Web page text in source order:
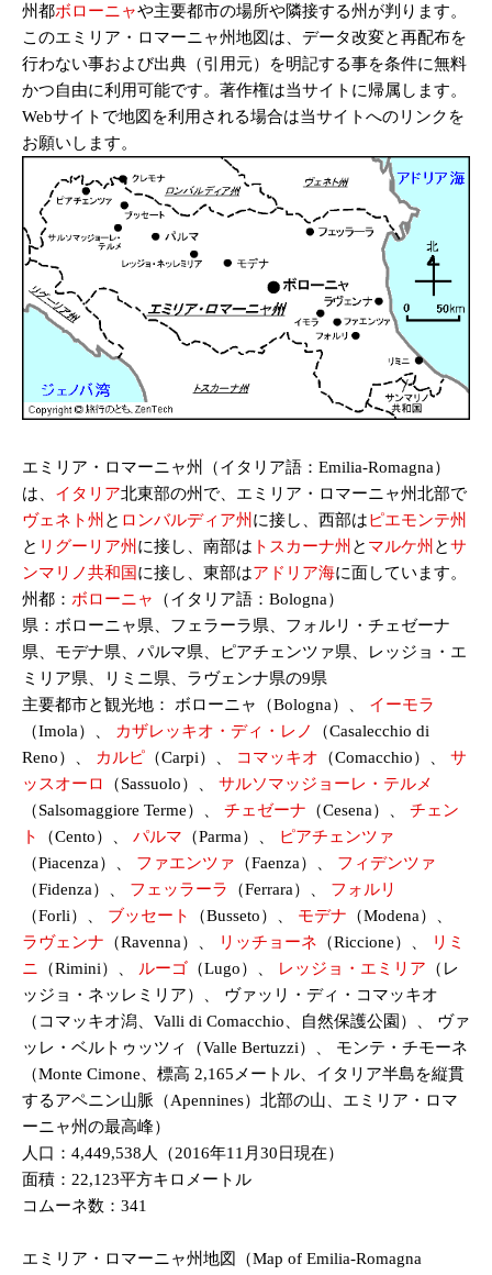
州都ボローニャや主要都市の場所や隣接する州が判ります。
このエミリア・ロマーニャ州地図は、データ改変と再配布を
行わない事および出典（引用元）を明記する事を条件に無料
かつ自由に利用可能です。著作権は当サイトに帰属します。
Webサイトで地図を利用される場合は当サイトへのリンクを
お願いします。
エミリア・ロマーニャ州（イタリア語：Emilia-Romagna）
は、 イタリア北東部の州で、エミリア・ロマーニャ州北部で
ヴェネト州 と ロンバルディア州 に接し、西部はピエモンテ州
と リグーリア州 に接し、南部は トスカーナ州 と マルケ州 とサ
ンマリノ共和国 に接し、東部はアドリア海に面しています。
州都： ボローニャ
（イタリア語：Bologna）
県：ボローニャ県、フェラーラ県、フォルリ・チェゼーナ
県、モデナ県、パルマ県、ピアチェンツァ県、レッジョ・エ
ミリア県、リミニ県、ラヴェンナ県の9県
主要都市と観光地： ボローニャ（Bologna）、 イーモラ
（Imola）、
カザレッキオ・ディ・レノ
（Casalecchio di
Reno）、
カルピ （Carpi）、 コマッキオ （Comacchio）、 サ
ッスオーロ
（Sassuolo）、 サルソマッジョーレ・テルメ
（Salsomaggiore Terme）、 チェゼーナ （Cesena）、 チェン
ト
（Cento）、 パルマ （Parma）、
ピアチェンツァ
（Piacenza）、 ファエンツァ （Faenza）、 フィデンツァ
（Fidenza）、 フェッラーラ （Ferrara）、 フォルリ
（Forli）、 ブッセート （Busseto）、 モデナ （Modena）、
ラヴェンナ （Ravenna）、 リッチョーネ （Riccione）、
リミ
ニ （Rimini）、 ルーゴ （Lugo）、 レッジョ・エミリア （レ
ッジョ・ネッレミリア）、 ヴァッリ・ディ・コマッキオ
（コマッキオ潟、Valli di Comacchio、自然保護公園）、 ヴァ
ッレ・ベルトゥッツィ（Valle Bertuzzi）、 モンテ・チモーネ
（Monte Cimone、標高 2,165メートル、イタリア半島を縦貫
するアペニン山脈（Apennines）北部の山、エミリア・ロマ
ーニャ州の最高峰）
人口：4,449,538人（2016年11月30日現在）
面積：22,123平方キロメートル
コムーネ数：341
エミリア・ロマーニャ州地図（Map of Emilia-Romagna